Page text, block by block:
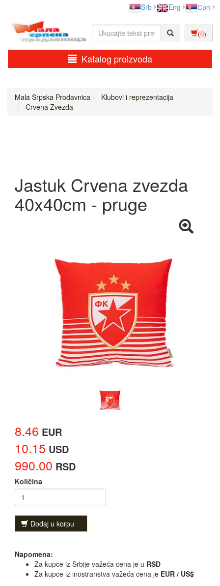
Srb Eng Срп
(0)
Katalog proizvoda
Mala Srpska Prodavnica
Klubovi i reprezentacija
Crvena Zvezda
Jastuk Crvena zvezda
40x40cm - pruge
8.46 EUR
10.15 USD
990.00 RSD
Količina
Dodaj u korpu
Napomena:
Za kupce iz Srbije važeća cena je u RSD
Za kupce iz inostranstva važeća cena je EUR / US$